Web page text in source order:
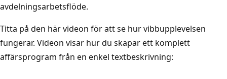
avdelningsarbetsflöde.
Titta på den här videon för att se hur vibbupplevelsen
fungerar. Videon visar hur du skapar ett komplett
affärsprogram från en enkel textbeskrivning: